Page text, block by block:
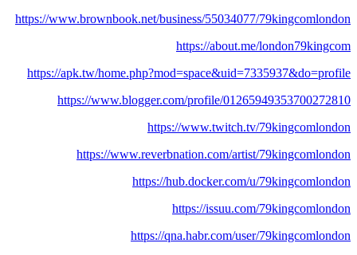
https://www.brownbook.net/business/55034077/79kingcomlondon
https://about.me/london79kingcom
https://apk.tw/home.php?mod=space&uid=7335937&do=profile
https://www.blogger.com/profile/01265949353700272810
https://www.twitch.tv/79kingcomlondon
https://www.reverbnation.com/artist/79kingcomlondon
https://hub.docker.com/u/79kingcomlondon
https://issuu.com/79kingcomlondon
https://qna.habr.com/user/79kingcomlondon